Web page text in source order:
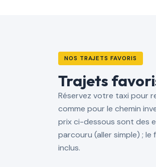
NOS TRAJETS FAVORIS
Trajets
Réservez votre taxi pour
comme pour le chemin
prix ci-dessous sont des
parcouru (aller simple) ;
inclus.